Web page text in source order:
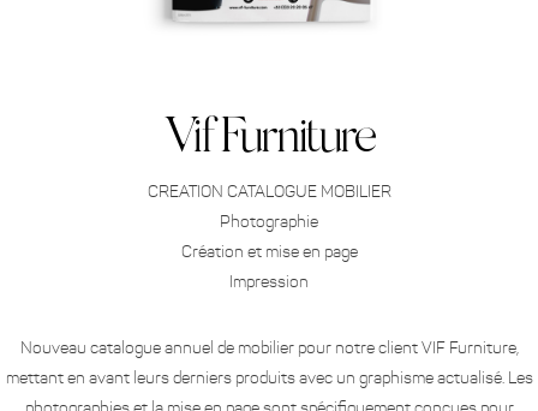
Vif Furniture
CREATION CATALOGUE MOBILIER
Photographie
Création et mise en page
Impression
Nouveau catalogue annuel de mobilier pour notre client VIF Furniture,
mettant en avant leurs derniers produits avec un graphisme actualisé. Les